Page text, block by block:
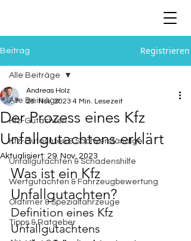
Beitrag Registrieren
Alle Beiträge
Kfz-Gutachten
Kfz-Gutachten & Sachverständige
Unfallgutachten & Schadenshilfe
Wertgutachten & Fahrzeugbewertung
Oldtimer & Spezialfahrzeuge
Tipps & Ratgeber
Alle Beiträge
Der Prozess eines Kfz
Unfallgutachtens erklärt
Andreas Holz
28. Nov. 2023 4 Min. Lesezeit
Aktualisiert: 29. Nov. 2023
Was ist ein Kfz
Unfallgutachten?
Definition eines Kfz
Unfallgutachtens